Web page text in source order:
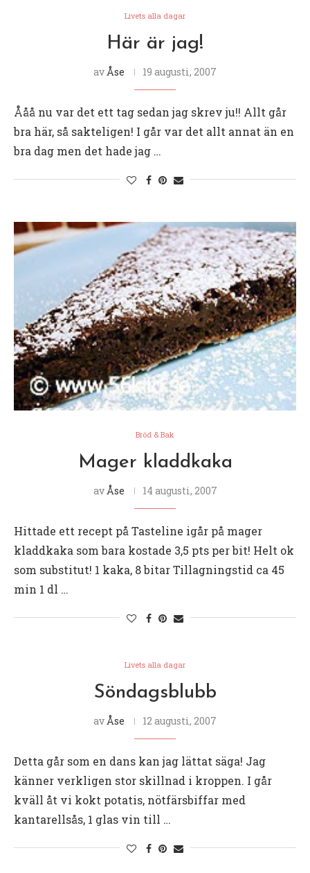
Livets alla dagar
Här är jag!
av Åse 19 augusti, 2007
Ååå nu var det ett tag sedan jag skrev ju!! Allt går
bra här, så sakteligen! I går var det allt annat än en
bra dag men det hade jag …
Bröd & Bak
Mager kladdkaka
av Åse 14 augusti, 2007
Hittade ett recept på Tasteline igår på mager
kladdkaka som bara kostade 3,5 pts per bit! Helt ok
som substitut! 1 kaka, 8 bitar Tillagningstid ca 45
min 1 dl …
Livets alla dagar
Söndagsblubb
av Åse 12 augusti, 2007
Detta går som en dans kan jag lättat säga! Jag
känner verkligen stor skillnad i kroppen. I går
kväll åt vi kokt potatis, nötfärsbiffar med
kantarellsås, 1 glas vin till …